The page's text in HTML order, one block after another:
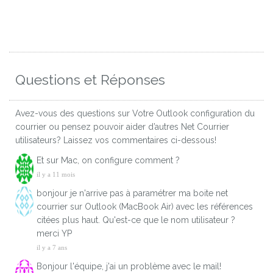
Questions et Réponses
Avez-vous des questions sur Votre Outlook configuration du
courrier ou pensez pouvoir aider d’autres Net Courrier
utilisateurs? Laissez vos commentaires ci-dessous!
Et sur Mac, on configure comment ?
il y a 11 mois
bonjour je n'arrive pas à paramétrer ma boite net
courrier sur Outlook (MacBook Air) avec les références
citées plus haut. Qu'est-ce que le nom utilisateur ?
merci YP
il y a 7 ans
Bonjour l'équipe, j'ai un problème avec le mail!